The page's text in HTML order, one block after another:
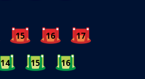
15 16
17
14 15
16